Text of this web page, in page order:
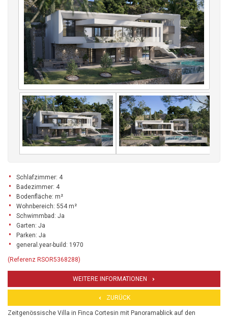
Schlafzimmer: 4
Badezimmer: 4
Bodenfläche: m²
Wohnbereich: 554 m²
Schwimmbad: Ja
Garten: Ja
Parken: Ja
general.year-build: 1970
(Referenz RSOR5368288)
WEITERE INFORMATIONEN
ZURÜCK
Zeitgenössische Villa in Finca Cortesin mit Panoramablick auf den